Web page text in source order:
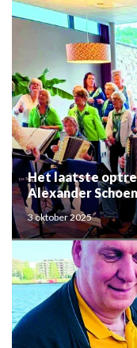
Het laatste
Alexander
3 oktober 2025